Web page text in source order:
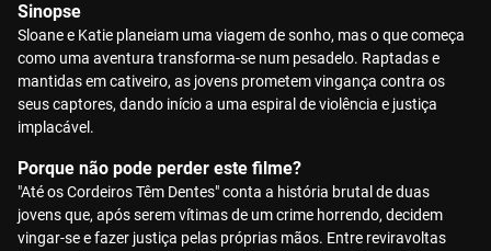
Sinopse
Sloane e Katie planeiam uma viagem de sonho, mas o que começa
como uma aventura transforma-se num pesadelo. Raptadas e
mantidas em cativeiro, as jovens prometem vingança contra os
seus captores, dando início a uma espiral de violência e justiça
implacável.
Porque não pode perder este filme?
"Até os Cordeiros Têm Dentes" conta a história brutal de duas
jovens que, após serem vítimas de um crime horrendo, decidem
vingar-se e fazer justiça pelas próprias mãos. Entre reviravoltas